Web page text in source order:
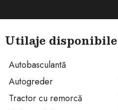
Utilaje
Autobasculantă
Autogreder
Tractor cu remorcă